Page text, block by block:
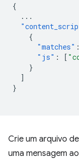
{
...
{
"matches" :
"js" : [
}
]
}
Crie um arquivo
uma mensagem